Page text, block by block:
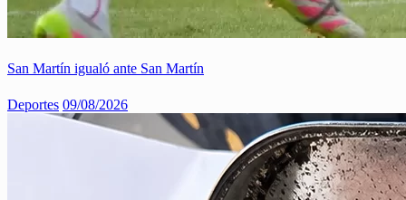
San Martín igualó ante San Martín
Deportes 09/08/2026